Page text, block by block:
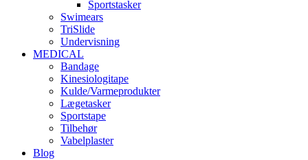
Sportstasker
Swimears
TriSlide
Undervisning
MEDICAL
Bandage
Kinesiologitape
Kulde/Varmeprodukter
Lægetasker
Sportstape
Tilbehør
Vabelplaster
Blog